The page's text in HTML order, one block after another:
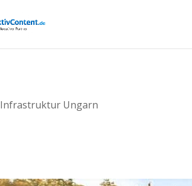
Infrastruktur Ungarn